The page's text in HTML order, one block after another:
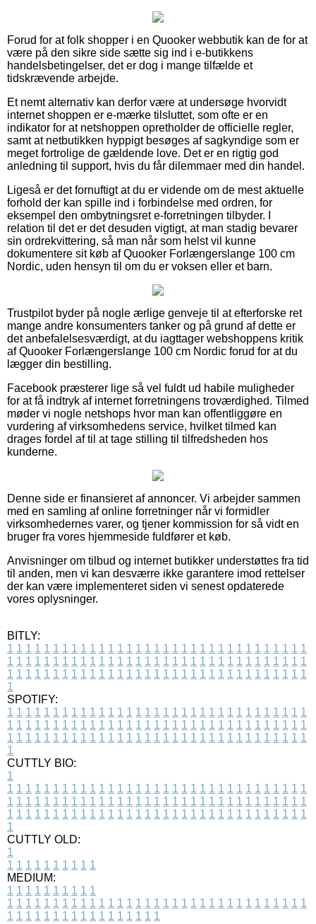
Forud for at folk shopper i en Quooker webbutik kan de for at
være på den sikre side sætte sig ind i e-butikkens
handelsbetingelser, det er dog i mange tilfælde et
tidskrævende arbejde.
Et nemt alternativ kan derfor være at undersøge hvorvidt
internet shoppen er e-mærke tilsluttet, som ofte er en
indikator for at netshoppen opretholder de officielle regler,
samt at netbutikken hyppigt besøges af sagkyndige som er
meget fortrolige de gældende love. Det er en rigtig god
anledning til support, hvis du får dilemmaer med din handel.
Ligeså er det fornuftigt at du er vidende om de mest aktuelle
forhold der kan spille ind i forbindelse med ordren, for
eksempel den ombytningsret e-forretningen tilbyder. I
relation til det er det desuden vigtigt, at man stadig bevarer
sin ordrekvittering, så man når som helst vil kunne
dokumentere sit køb af Quooker Forlængerslange 100 cm
Nordic, uden hensyn til om du er voksen eller et barn.
Trustpilot byder på nogle ærlige genveje til at efterforske ret
mange andre konsumenters tanker og på grund af dette er
det anbefalelsesværdigt, at du iagttager webshoppens kritik
af Quooker Forlængerslange 100 cm Nordic forud for at du
lægger din bestilling.
Facebook præsterer lige så vel fuldt ud habile muligheder
for at få indtryk af internet forretningens troværdighed. Tilmed
møder vi nogle netshops hvor man kan offentliggøre en
vurdering af virksomhedens service, hvilket tilmed kan
drages fordel af til at tage stilling til tilfredsheden hos
kunderne.
Denne side er finansieret af annoncer. Vi arbejder sammen
med en samling af online forretninger når vi formidler
virksomhedernes varer, og tjener kommission for så vidt en
bruger fra vores hjemmeside fuldfører et køb.
Anvisninger om tilbud og internet butikker understøttes fra tid
til anden, men vi kan desværre ikke garantere imod rettelser
der kan være implementeret siden vi senest opdaterede
vores oplysninger.
BITLY:
1 1 1 1 1 1 1 1 1 1 1 1 1 1 1 1 1 1 1 1 1 1 1 1 1 1 1 1 1 1 1 1 1
1 1 1 1 1 1 1 1 1 1 1 1 1 1 1 1 1 1 1 1 1 1 1 1 1 1 1 1 1 1 1 1 1
1 1 1 1 1 1 1 1 1 1 1 1 1 1 1 1 1 1 1 1 1 1 1 1 1 1 1 1 1 1 1 1 1
1
SPOTIFY:
1 1 1 1 1 1 1 1 1 1 1 1 1 1 1 1 1 1 1 1 1 1 1 1 1 1 1 1 1 1 1 1 1
1 1 1 1 1 1 1 1 1 1 1 1 1 1 1 1 1 1 1 1 1 1 1 1 1 1 1 1 1 1 1 1 1
1 1 1 1 1 1 1 1 1 1 1 1 1 1 1 1 1 1 1 1 1 1 1 1 1 1 1 1 1 1 1 1 1
1
CUTTLY BIO:
1
1 1 1 1 1 1 1 1 1 1 1 1 1 1 1 1 1 1 1 1 1 1 1 1 1 1 1 1 1 1 1 1 1
1 1 1 1 1 1 1 1 1 1 1 1 1 1 1 1 1 1 1 1 1 1 1 1 1 1 1 1 1 1 1 1 1
1 1 1 1 1 1 1 1 1 1 1 1 1 1 1 1 1 1 1 1 1 1 1 1 1 1 1 1 1 1 1 1 1
1
CUTTLY OLD:
1
1 1 1 1 1 1 1 1 1 1
MEDIUM:
1 1 1 1 1 1 1 1 1 1
1 1 1 1 1 1 1 1 1 1 1 1 1 1 1 1 1 1 1 1 1 1 1 1 1 1 1 1 1 1 1 1 1
1 1 1 1 1 1 1 1 1 1 1 1 1 1 1 1 1